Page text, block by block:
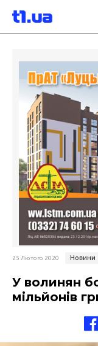
25 Лютого 2020 Новини
У волинян
мільйонів